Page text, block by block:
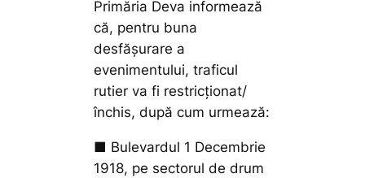
Primăria Deva informează
că, pentru buna
desfășurare a
evenimentului, traficul
rutier va fi restricționat/
închis, după cum urmează:
■ Bulevardul 1 Decembrie
1918, pe sectorul de drum